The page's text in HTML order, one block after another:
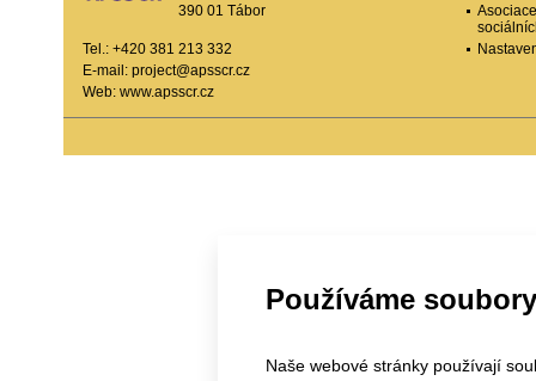
Používáme
Naše webové stránky používají
390 01 Tábor
Tel.: +420 381 213 332
E-mail: project@apsscr.cz
Web: www.apsscr.cz